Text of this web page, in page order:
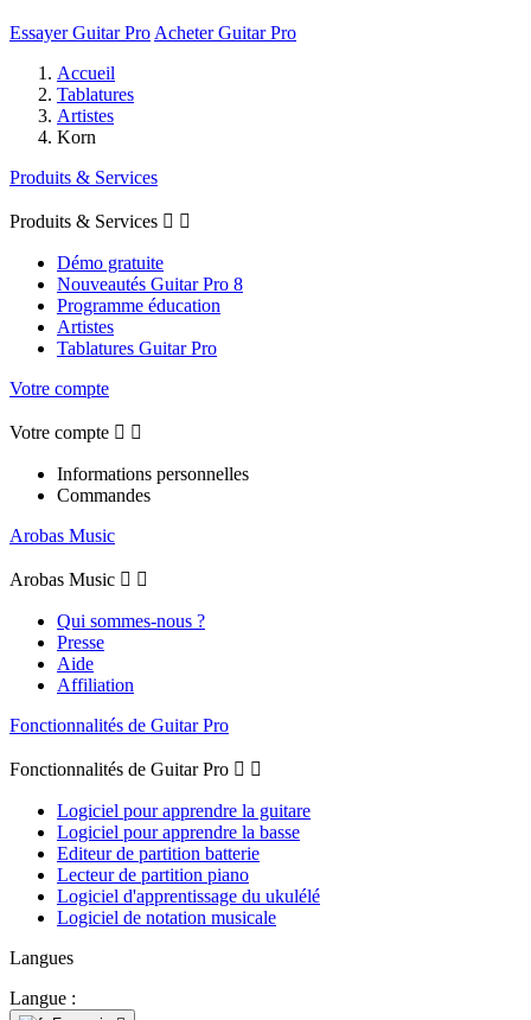
Essayer Guitar Pro Acheter Guitar Pro
Accueil
Tablatures
Artistes
Korn
Produits & Services
Produits & Services  
Démo gratuite
Nouveautés Guitar Pro 8
Programme éducation
Artistes
Tablatures Guitar Pro
Votre compte
Votre compte  
Informations personnelles
Commandes
Arobas Music
Arobas Music  
Qui sommes-nous ?
Presse
Aide
Affiliation
Fonctionnalités de Guitar Pro
Fonctionnalités de Guitar Pro  
Logiciel pour apprendre la guitare
Logiciel pour apprendre la basse
Editeur de partition batterie
Lecteur de partition piano
Logiciel d'apprentissage du ukulélé
Logiciel de notation musicale
Langues
Langue :